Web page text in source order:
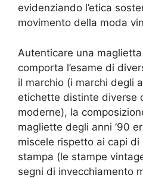
evidenziando l’etica
movimento della moda
Autenticare una
comporta l’esame di
il marchio (i marchi degli
etichette distinte diverse
moderne), la
magliette degli anni ’90
miscele rispetto ai capi
stampa (le stampe
segni di invecchiamento